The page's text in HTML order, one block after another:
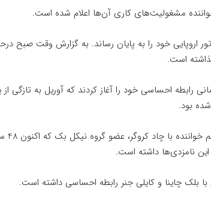
مشغولیت‌های کاری آن‌ها اعلام شده است.
اروپایی خود را به پایان رساند. به گزارش وقت صبح
است.
رابطه احساسی خود را آغاز کردند که آوریل به تازگی
بود.
نامزدی‌ها داشته است.
با بلک چاینا و کایلی جنر رابطه احساسی داشته است.